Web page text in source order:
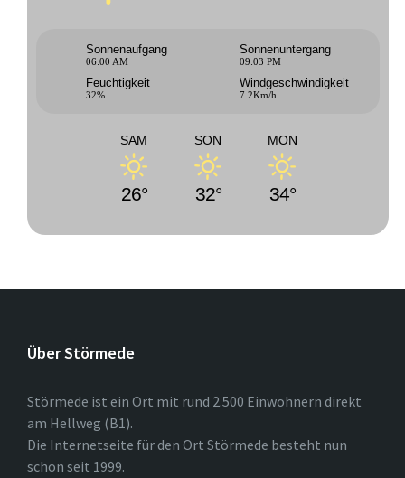
Sonnenaufgang
06:00 AM
Sonnenuntergang
09:03 PM
Feuchtigkeit
32%
Windgeschwindigkeit
7.2Km/h
SAM
26°
SON
32°
MON
34°
Über Störmede
Störmede ist ein Ort mit rund 2.500 Einwohnern direkt
am Hellweg (B1).
Die Internetseite für den Ort Störmede besteht nun
schon seit 1999.